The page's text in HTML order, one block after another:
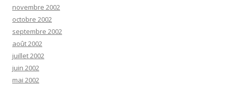
novembre 2002
octobre 2002
septembre 2002
août 2002
juillet 2002
juin 2002
mai 2002